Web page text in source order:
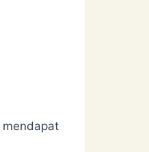
mendapat